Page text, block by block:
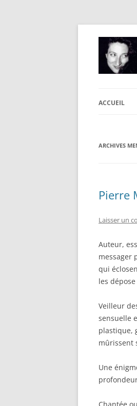
ACCUEIL
ARCHIVES
Pierre
Laisser un
Auteur,
messager
qui
les
Veilleur
sensuelle
plastique,
mûrissent
Une